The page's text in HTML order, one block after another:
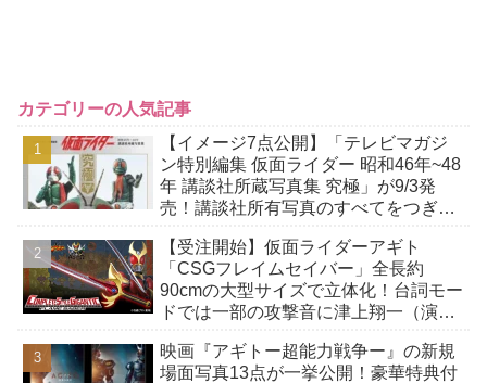
カテゴリーの人気記事
【イメージ7点公開】「テレビマガジ
ン特別編集 仮面ライダー 昭和46年~48
年 講談社所蔵写真集 究極」が9/3発
売！講談社所有写真のすべてをつぎ込
【受注開始】仮面ライダーアギト
「CSGフレイムセイバー」全長約
90cmの大型サイズで立体化！台詞モー
ドでは一部の攻撃音に津上翔一（演：
映画『アギトー超能力戦争ー』の新規
場面写真13点が一挙公開！豪華特典付